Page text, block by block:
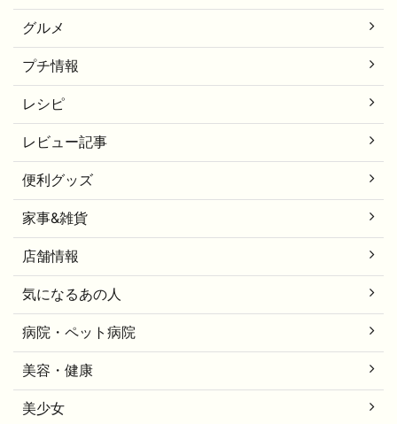
グルメ
プチ情報
レシピ
レビュー記事
便利グッズ
家事&雑貨
店舗情報
気になるあの人
病院・ペット病院
美容・健康
美少女